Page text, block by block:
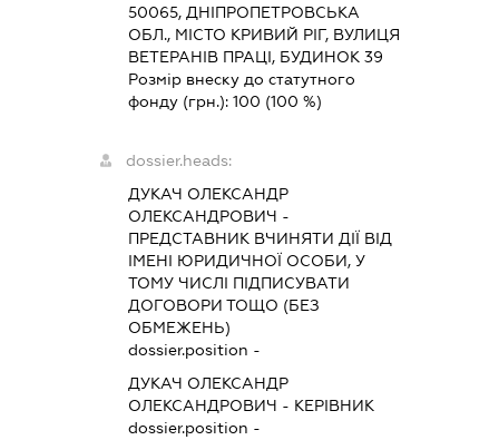
50065, ДНІПРОПЕТРОВСЬКА
ОБЛ., МІСТО КРИВИЙ РІГ, ВУЛИЦЯ
ВЕТЕРАНІВ ПРАЦІ, БУДИНОК 39
Розмір внеску до статутного
фонду (грн.): 100 (100 %)
dossier.heads:
ДУКАЧ ОЛЕКСАНДР
ОЛЕКСАНДРОВИЧ -
ПРЕДСТАВНИК ВЧИНЯТИ ДІЇ ВІД
ІМЕНІ ЮРИДИЧНОЇ ОСОБИ, У
ТОМУ ЧИСЛІ ПІДПИСУВАТИ
ДОГОВОРИ ТОЩО (БЕЗ
ОБМЕЖЕНЬ)
dossier.position -
ДУКАЧ ОЛЕКСАНДР
ОЛЕКСАНДРОВИЧ - КЕРІВНИК
dossier.position -